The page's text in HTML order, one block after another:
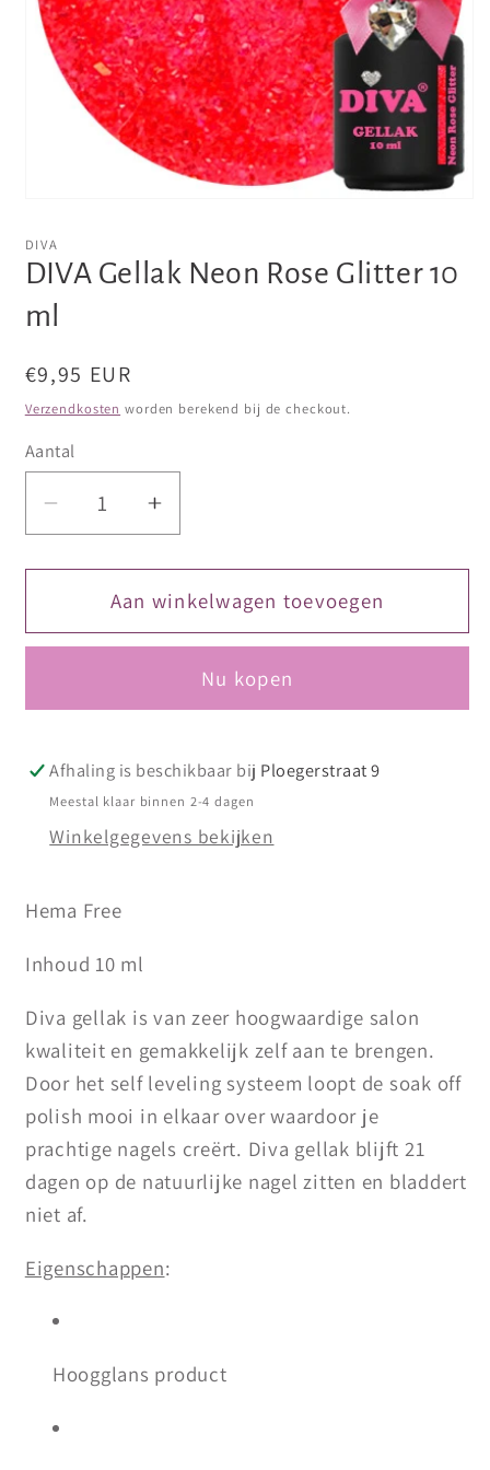
openen
in
modaal
DIVA
DIVA Gellak Neon Rose Glitter 10
ml
Normale
prijs
€9,95 EUR
Verzendkosten worden berekend bij de checkout.
Aantal
Aantal
verlagen
voor
Gellak
Glitter
ml
Aantal
verhogen
voor
DIVA
Gellak
Rose
Glitter
ml
Aan winkelwagen toevoegen
Nu kopen
Afhaling is beschikbaar bij Ploegerstraat 9
Meestal klaar binnen 2-4 dagen
Winkelgegevens bekijken
Hema Free
Inhoud 10 ml
Diva gellak is van zeer hoogwaardige salon
kwaliteit en gemakkelijk zelf aan te brengen.
Door het self leveling systeem loopt de soak off
polish mooi in elkaar over waardoor je
prachtige nagels creërt. Diva gellak blijft 21
dagen op de natuurlijke nagel zitten en bladdert
niet af.
Eigenschappen:
Hoogglans product